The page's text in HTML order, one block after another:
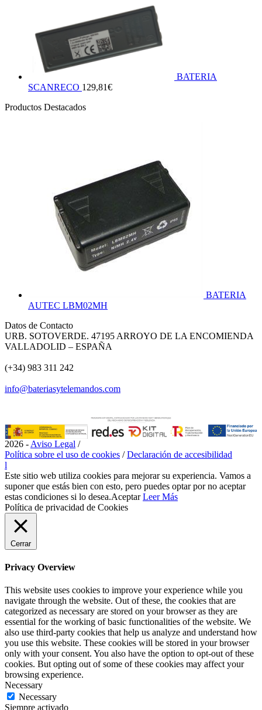
BATERIA
SCANRECO 129,81€
Productos Destacados
BATERIA
AUTEC LBM02MH
Datos de Contacto
URB. SOTOVERDE. 47195 ARROYO DE LA ENCOMIENDA
VALLADOLID – ESPAÑA
(+34) 983 311 242
info@bateriasytelemandos.com
2026 - Aviso Legal /
Política sobre el uso de cookies /Declaración de accesibilidad
l
Este sitio web utiliza cookies para mejorar su experiencia. Vamos a
suponer que estás bien con esto, pero puedes optar por no aceptar
estas condiciones si lo desea.Aceptar Leer Más
Política de privacidad de Cookies
Cerrar
Privacy Overview
This website uses cookies to improve your experience while you
navigate through the website. Out of these, the cookies that are
categorized as necessary are stored on your browser as they are
essential for the working of basic functionalities of the website. We
also use third-party cookies that help us analyze and understand how
you use this website. These cookies will be stored in your browser
only with your consent. You also have the option to opt-out of these
cookies. But opting out of some of these cookies may affect your
browsing experience.
Necessary
Necessary
Siempre activado